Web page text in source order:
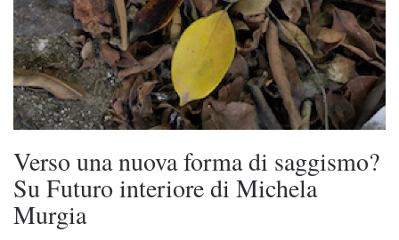
Verso una nuova forma di saggismo?
Su Futuro interiore di Michela
Murgia